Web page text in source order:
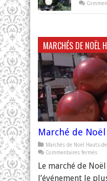
MARCHÉS DE NOËL
Marché de Noël
Marchés de Noël Hauts-
Commentaires fermés
de
Noël
Le marché de
l’événement le